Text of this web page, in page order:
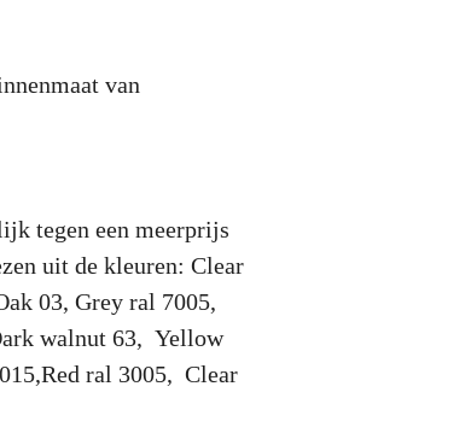
van
tegen een meerprijs
uit de kleuren: Clear
03, Grey ral 7005,
walnut 63, Yellow
ral 3005, Clear